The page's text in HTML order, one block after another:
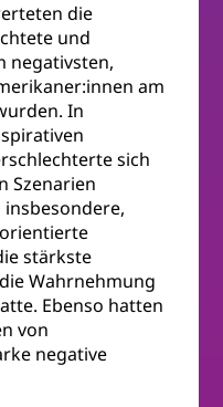
die
und
negativsten,
am
In
sich
Szenarien
stärkste
Wahrnehmung
Ebenso hatten
von
negative